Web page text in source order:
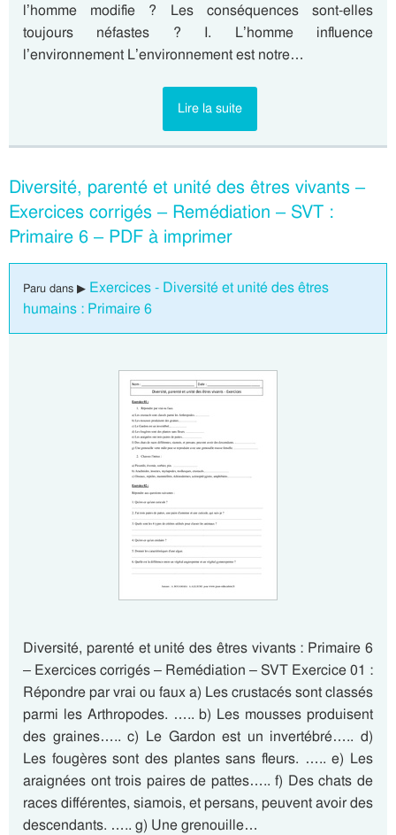
l’homme modifie ? Les conséquences sont-elles
toujours néfastes ? I. L’homme influence
l’environnement L’environnement est notre…
Lire la suite
Diversité, parenté et unité des êtres vivants –
Exercices corrigés – Remédiation – SVT :
Primaire 6 – PDF à imprimer
Paru dans ▶ Exercices - Diversité et unité des êtres
humains : Primaire 6
Diversité, parenté et unité des êtres vivants : Primaire 6
– Exercices corrigés – Remédiation – SVT Exercice 01 :
Répondre par vrai ou faux a) Les crustacés sont classés
parmi les Arthropodes. ….. b) Les mousses produisent
des graines….. c) Le Gardon est un invertébré….. d)
Les fougères sont des plantes sans fleurs. ….. e) Les
araignées ont trois paires de pattes….. f) Des chats de
races différentes, siamois, et persans, peuvent avoir des
descendants. ….. g) Une grenouille…